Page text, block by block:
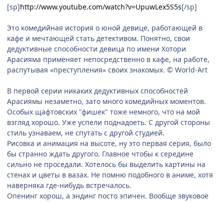
[sp]http://www.youtube.com/watch?v=UpuwLex5S5s[/sp]
Это комедийная история о юной девице, работающей в
кафе и мечтающей стать детективом. Понятно, свои
дедуктивные способности девица по имени Хотори
Арасияма применяет непосредственно в кафе, на работе,
распутывая «преступления» своих знакомых. © World-Art
В первой серии никаких дедуктивных способностей
Арасиямы незаметно, зато много комедийных моментов.
Особых щафтовских "фишек" тоже немного, что на мой
взгляд хорошо. Уже успели поднадоеть. С другой стороны
стиль узнаваем, не спутать с другой студией.
Рисовка и анимация на высоте, ну это первая серия, было
бы странно ждать другого. Главное чтобы к середине
сильно не проседали. Хотелось бы выделить картины на
стенах и цветы в вазах. Не помню подобного в аниме, хотя
наверняка где-нибудь встречалось.
Опенинг хорош, а эндинг посто эпичен. Вообще звуковое